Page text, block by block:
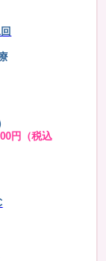
円（税込